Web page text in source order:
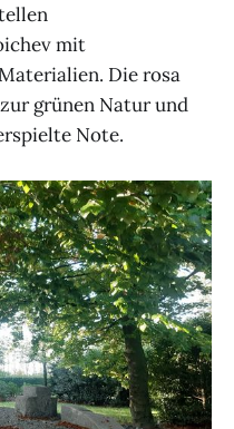
mit
Die rosa
grünen Natur und
Note.